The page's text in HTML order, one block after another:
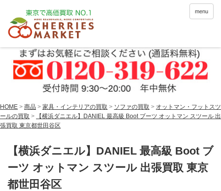
menu
HOME > 商品 > 家具・インテリアの買取 > ソファの買取 > オットマン・フットスツ
ールの買取 >
【横浜ダニエル】DANIEL 最高級 Boot ブーツ オットマン スツール 出
張買取 東京都世田谷区
【横浜ダニエル】DANIEL 最高級 Boot ブ
ーツ オットマン スツール 出張買取 東京
都世田谷区